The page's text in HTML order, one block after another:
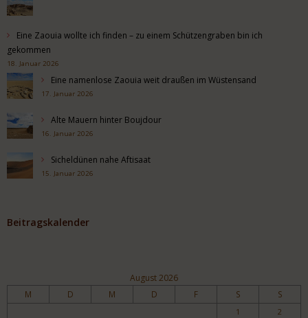
Eine Zaouia wollte ich finden – zu einem Schützengraben bin ich
gekommen
18. Januar 2026
Eine namenlose Zaouia weit draußen im Wüstensand
17. Januar 2026
Alte Mauern hinter Boujdour
16. Januar 2026
Sicheldünen nahe Aftisaat
15. Januar 2026
Beitragskalender
August 2026
M D M D F S S
1
2